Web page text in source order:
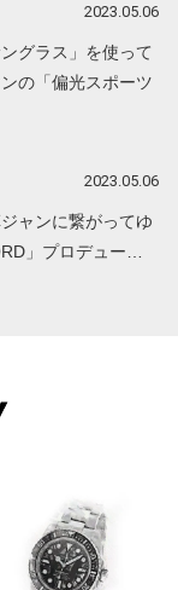
2023.05.06
グラス」を使って
の「偏光スポーツ
2023.05.06
ャンに繋がってゆ
」プロデュー…